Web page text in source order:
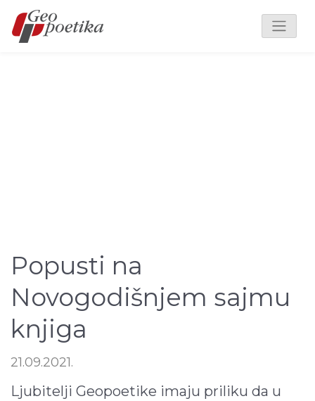
Popusti na
Novogodišnjem sajmu
knjiga
21.09.2021.
Ljubitelji Geopoetike imaju priliku da u